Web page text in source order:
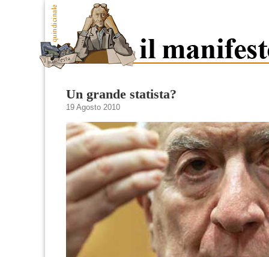
Un grande statista?
19 Agosto 2010